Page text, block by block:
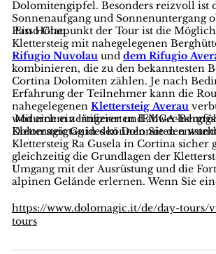
Dolomitengipfel. Besonders reizvoll ist
Sonnenaufgang und Sonnenuntergang
Passo Giau.
Ein Höhepunkt der Tour ist die
Klettersteig mit nahegelegenen
Rifugio Nuvolau unddem Rifugio
kombinieren, die zu den bekanntesten
Cortina Dolomiten zählen. Je nach
Erfahrung der Teilnehmer kann die
nahegelegenenKlettersteig Averau
wodurch ein längerer und
Klettersteigtag in den Dolomiten
Mit einem zertifizierten IFMGA-
Dolomagic Guides können Sie den
Klettersteig Ra Gusela in Cortina sicher
gleichzeitig die Grundlagen der
Umgang mit der Ausrüstung und die
alpinen Gelände erlernen. Wenn Sie
Klettersteig in den Dolomiten suchen,
hervorragende Wahl.
https://www.dolomagic.it/de/day-tours/
tours